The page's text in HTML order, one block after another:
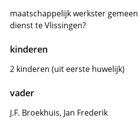
maatschappelijk werkster
dienst te Vlissingen?
kinderen
2 kinderen (uit eerste huwelijk)
vader
J.F. Broekhuis, Jan Frederik